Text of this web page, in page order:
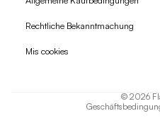
Rechtliche Bekanntmachung
Mis cookies
© 2026
Widerrufsrecht